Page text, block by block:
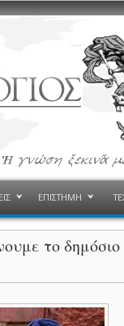
ΕΠΙΣΤΗΜΗ
το